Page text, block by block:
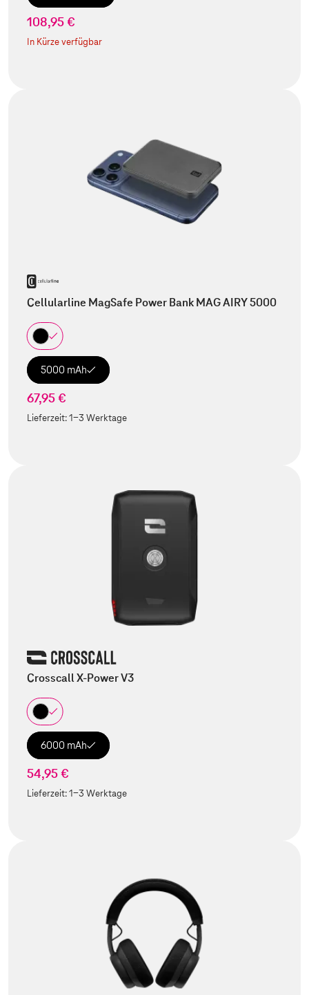
108,95 €
In Kürze verfügbar
Cellularline MagSafe Power Bank MAG AIRY 5000
5000 mAh
67,95 €
Lieferzeit:1-3 Werktage
Crosscall X-Power V3
6000 mAh
54,95 €
Lieferzeit:1-3 Werktage